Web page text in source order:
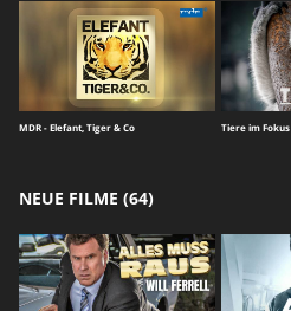
MDR - Elefant, Tiger & Co Tiere im Fokus
NEUE FILME (64)